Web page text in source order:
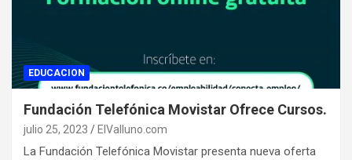
EDUCACION
Fundación Telefónica Movistar Ofrece Cursos.
julio 25, 2023 ElValluno.com
La Fundación Telefónica Movistar presenta nueva oferta